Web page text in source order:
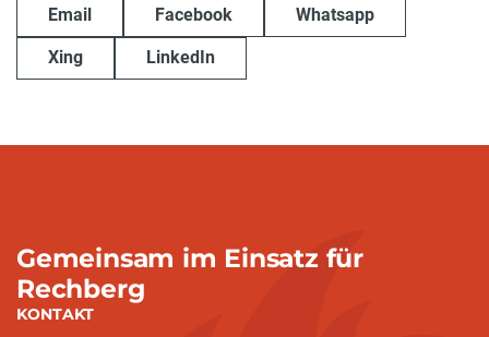
Email Facebook Whatsapp
Xing LinkedIn
Gemeinsam im Einsatz für
Rechberg
KONTAKT